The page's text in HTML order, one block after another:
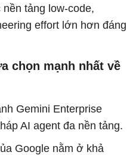
tảng low-code,
effort lớn hơn đáng
chọn mạnh nhất về
Gemini Enterprise
AI agent đa nền tảng.
Google nằm ở khả